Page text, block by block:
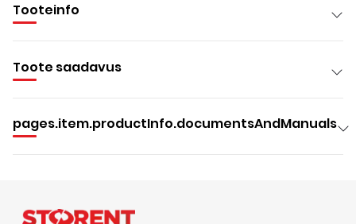
Tooteinfo
Toote saadavus
pages.item.productInfo.documentsAndManuals